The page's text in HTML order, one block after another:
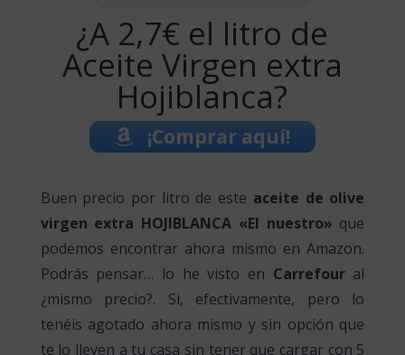
¿A 2,7€ el litro de
Aceite Virgen extra
Hojiblanca?
¡Comprar aquí!
Buen precio por litro de este aceite de olive
virgen extra HOJIBLANCA «El nuestro» que
podemos encontrar ahora mismo en Amazon.
Podrás pensar… lo he visto en Carrefour al
¿mismo precio?. Si, efectivamente, pero lo
tenéis agotado ahora mismo y sin opción que
te lo lleven a tu casa sin tener que cargar con 5